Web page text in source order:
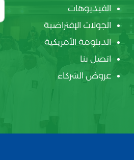
الفيديوهات
الجولات الإفتراضية
الدبلومة الأمريكية
اتصل بنا
عروض الشركاء